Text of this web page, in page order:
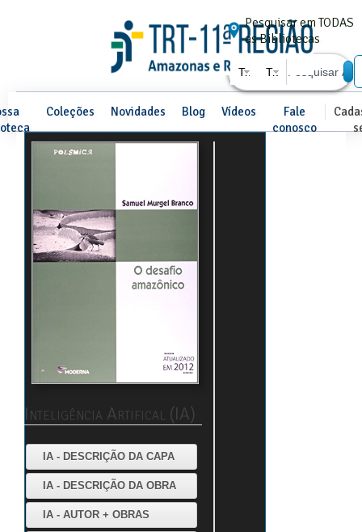
Pesquisar em TODAS
as Bibliotecas
Todos os campos Todos os tipos
Coleções Novidades Blog Vídeos
Fale
conosco
Inteligência Artifical (IA)
IA - DESCRIÇÃO DA CAPA
IA - DESCRIÇÃO DA OBRA
IA - AUTOR + OBRAS